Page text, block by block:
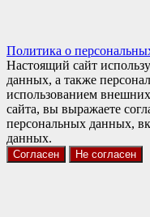
Политика о
Настоящий сайт
данных, а также
использованием
сайта, вы выражаете
персональных данных,
данных.
Согласен Не согласен